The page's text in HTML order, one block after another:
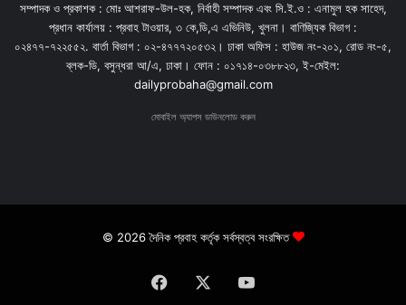
সম্পাদক ও প্রকাশক : মোঃ আশরাফ-উল-হক, নির্বাহী সম্পাদক এবং সি.ই.ও : এনামুল হক সাহেদ,
প্রধান কার্যালয় : প্রবাহ টাওয়ার, ৩ কে,ডি,এ এভিনিউ, খুলনা। বাণিজ্যিক বিভাগ :
০২৪৭৭-৭২২৫৫২. বার্তা বিভাগ : ০২-৪৭৭৭২০৫৩২। ঢাকা অফিস : হাউজ নং-২০১, রোড নং-৫,
ব্লক-ডি, বসুন্ধরা আ/এ, ঢাকা। ফোন : ০১৭১৪-০৩৮৮২৩, ই-মেইল:
dailyprobaha@gmail.com
মোবাইল অ্যাপস ডাউনলোড করুন
© 2026 দৈনিক প্রবাহ কর্তৃক সর্বস্বত্ব সংরক্ষিত
Facebook